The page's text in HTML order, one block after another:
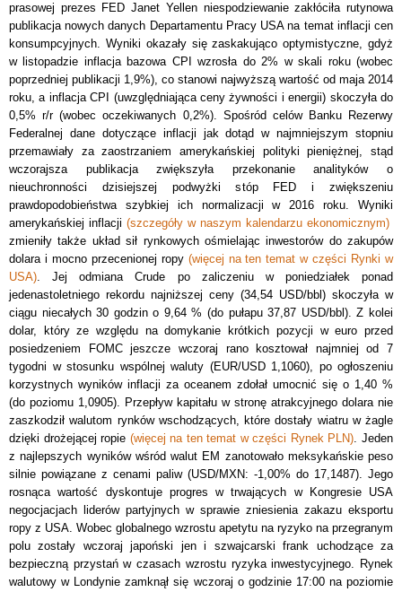
prasowej prezes FED Janet Yellen niespodziewanie zakłóciła rutynowa
publikacja nowych danych Departamentu Pracy USA na temat inflacji cen
konsumpcyjnych. Wyniki okazały się zaskakująco optymistyczne, gdyż
w listopadzie inflacja bazowa CPI wzrosła do 2% w skali roku (wobec
poprzedniej publikacji 1,9%), co stanowi najwyższą wartość od maja 2014
roku, a inflacja CPI (uwzględniająca ceny żywności i energii) skoczyła do
0,5% r/r (wobec oczekiwanych 0,2%). Spośród celów Banku Rezerwy
Federalnej dane dotyczące inflacji jak dotąd w najmniejszym stopniu
przemawiały za zaostrzaniem amerykańskiej polityki pieniężnej, stąd
wczorajsza publikacja zwiększyła przekonanie analityków o
nieuchronności dzisiejszej podwyżki stóp FED i zwiększeniu
prawdopodobieństwa szybkiej ich normalizacji w 2016 roku. Wyniki
amerykańskiej inflacji (szczegóły w naszym kalendarzu ekonomicznym)
zmieniły także układ sił rynkowych ośmielając inwestorów do zakupów
dolara i mocno przecenionej ropy (więcej na ten temat w części Rynki w
USA). Jej odmiana Crude po zaliczeniu w poniedziałek ponad
jedenastoletniego rekordu najniższej ceny (34,54 USD/bbl) skoczyła w
ciągu niecałych 30 godzin o 9,64 % (do pułapu 37,87 USD/bbl). Z kolei
dolar, który ze względu na domykanie krótkich pozycji w euro przed
posiedzeniem FOMC jeszcze wczoraj rano kosztował najmniej od 7
tygodni w stosunku wspólnej waluty (EUR/USD 1,1060), po ogłoszeniu
korzystnych wyników inflacji za oceanem zdołał umocnić się o 1,40 %
(do poziomu 1,0905). Przepływ kapitału w stronę atrakcyjnego dolara nie
zaszkodził walutom rynków wschodzących, które dostały wiatru w żagle
dzięki drożejącej ropie (więcej na ten temat w części Rynek PLN). Jeden
z najlepszych wyników wśród walut EM zanotowało meksykańskie peso
silnie powiązane z cenami paliw (USD/MXN: -1,00% do 17,1487). Jego
rosnąca wartość dyskontuje progres w trwających w Kongresie USA
negocjacjach liderów partyjnych w sprawie zniesienia zakazu eksportu
ropy z USA. Wobec globalnego wzrostu apetytu na ryzyko na przegranym
polu zostały wczoraj japoński jen i szwajcarski frank uchodzące za
bezpieczną przystań w czasach wzrostu ryzyka inwestycyjnego. Rynek
walutowy w Londynie zamknął się wczoraj o godzinie 17:00 na poziomie